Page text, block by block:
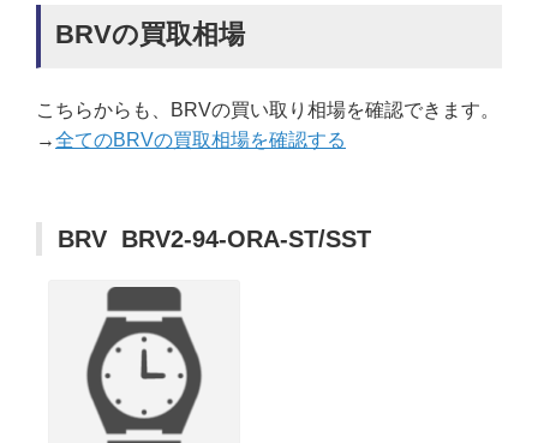
BRVの買取相場
こちらからも、BRVの買い取り相場を確認できます。
→全てのBRVの買取相場を確認する
BRV BRV2-94-ORA-ST/SST